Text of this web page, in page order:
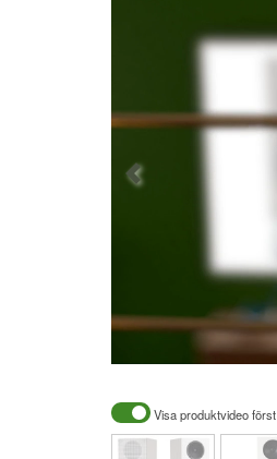
Visa produktvideo först